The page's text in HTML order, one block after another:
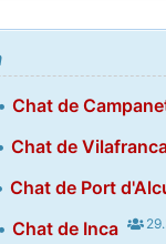
Chat de
Chat de
Chat de Port
Chat de Inca